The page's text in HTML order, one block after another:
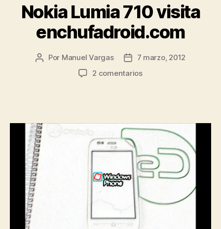
Nokia Lumia 710 visita
enchufadroid.com
Autor
Por Manuel Vargas
Fecha
de
7 marzo, 2012
2 comentariosen
enchufadroid.com